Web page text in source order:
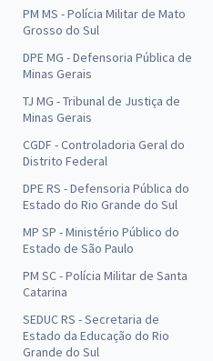
PM MS - Polícia Militar de Mato
Grosso do Sul
DPE MG - Defensoria Pública de
Minas Gerais
TJ MG - Tribunal de Justiça de
Minas Gerais
CGDF - Controladoria Geral do
Distrito Federal
DPE RS - Defensoria Pública do
Estado do Rio Grande do Sul
MP SP - Ministério Público do
Estado de São Paulo
PM SC - Polícia Militar de Santa
Catarina
SEDUC RS - Secretaria de
Estado da Educação do Rio
Grande do Sul